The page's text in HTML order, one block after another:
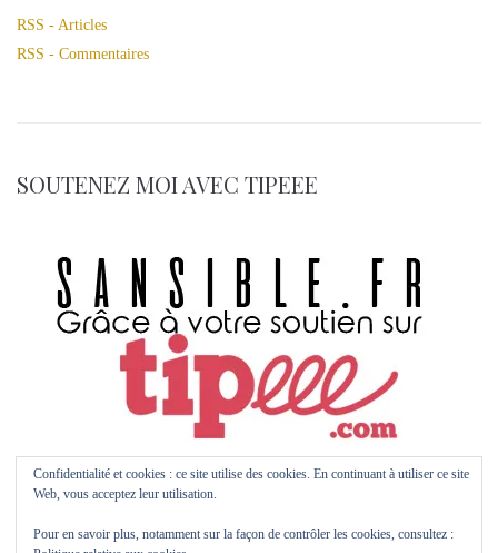
RSS - Articles
RSS - Commentaires
SOUTENEZ MOI AVEC TIPEEE
Confidentialité et cookies : ce site utilise des cookies. En continuant à utiliser ce site
Web, vous acceptez leur utilisation.
Pour en savoir plus, notamment sur la façon de contrôler les cookies, consultez :